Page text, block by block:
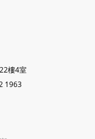
樓4室
1963